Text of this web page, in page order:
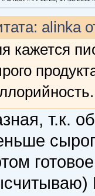
alinka
кажется
т.к.